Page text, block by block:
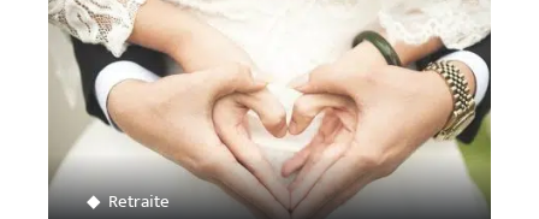
Retraite